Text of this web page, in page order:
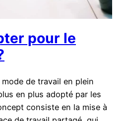
pour le
de travail en plein
en plus adopté par les
consiste en la mise à